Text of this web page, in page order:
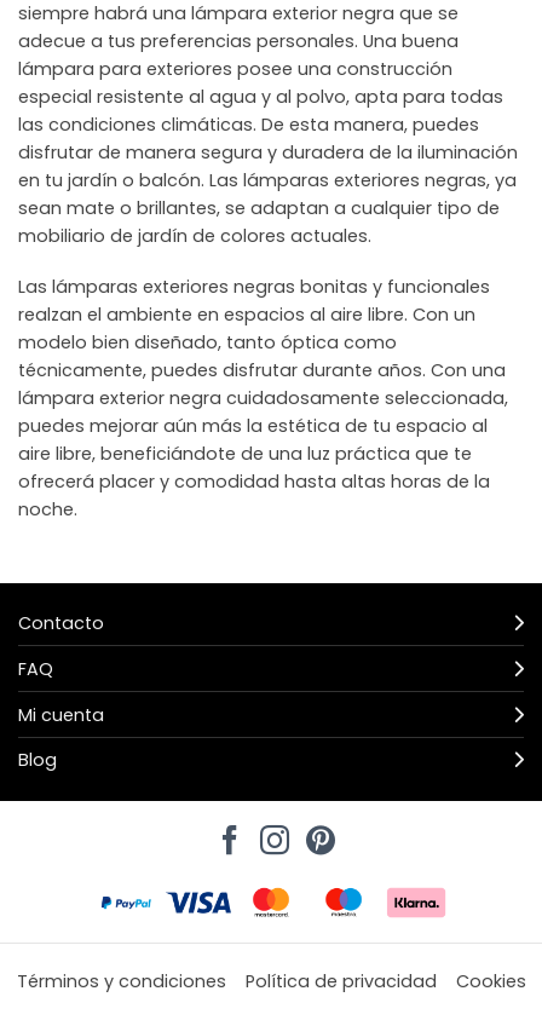
siempre habrá una lámpara exterior negra que se
adecue a tus preferencias personales. Una buena
lámpara para exteriores posee una construcción
especial resistente al agua y al polvo, apta para todas
las condiciones climáticas. De esta manera, puedes
disfrutar de manera segura y duradera de la iluminación
en tu jardín o balcón. Las lámparas exteriores negras, ya
sean mate o brillantes, se adaptan a cualquier tipo de
mobiliario de jardín de colores actuales.
Las lámparas exteriores negras bonitas y funcionales
realzan el ambiente en espacios al aire libre. Con un
modelo bien diseñado, tanto óptica como
técnicamente, puedes disfrutar durante años. Con una
lámpara exterior negra cuidadosamente seleccionada,
puedes mejorar aún más la estética de tu espacio al
aire libre, beneficiándote de una luz práctica que te
ofrecerá placer y comodidad hasta altas horas de la
noche.
Contacto
FAQ
Mi cuenta
Blog
Términos y condiciones Política de privacidad
Cookies